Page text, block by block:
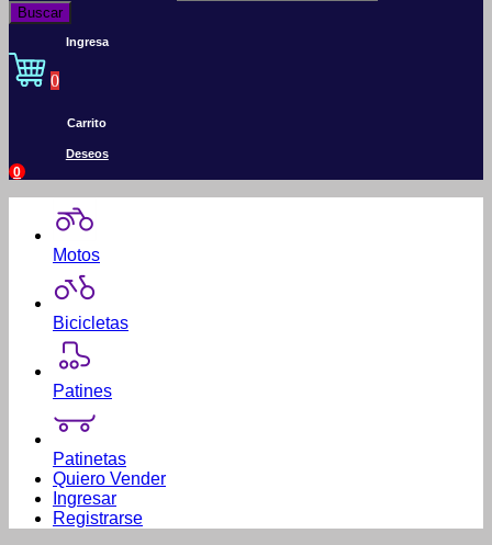
Buscar
Ingresa
0
Carrito
Deseos
0
Motos
Bicicletas
Patines
Patinetas
Quiero Vender
Ingresar
Registrarse